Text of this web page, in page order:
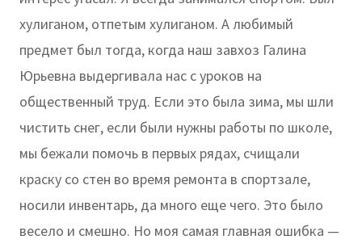
хулиганом, отпетым хулиганом. А любимый
предмет был тогда, когда наш завхоз Галина
Юрьевна выдергивала нас с уроков на
общественный труд. Если это была зима, мы шли
чистить снег, если были нужны работы по школе,
мы бежали помочь в первых рядах, счищали
краску со стен во время ремонта в спортзале,
носили инвентарь, да много еще чего. Это было
весело и смешно. Но моя самая главная ошибка —